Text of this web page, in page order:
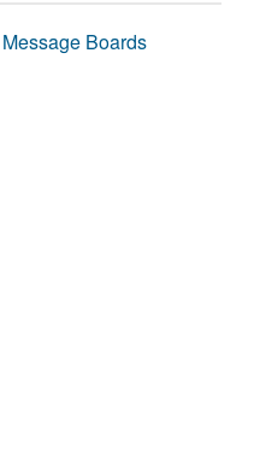
Message Boards